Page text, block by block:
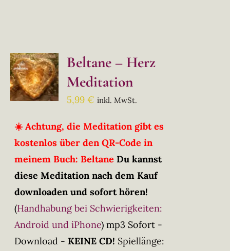
Beltane – Herz
Meditation
5,99€ inkl. MwSt.
☀️ Achtung, die Meditation gibt es
kostenlos über den QR-Code in
meinem Buch: Beltane Du kannst
diese Meditation nach dem Kauf
downloaden und sofort hören!
(Handhabung bei Schwierigkeiten:
Android und iPhone) mp3 Sofort -
Download - KEINE CD! Spiellänge: